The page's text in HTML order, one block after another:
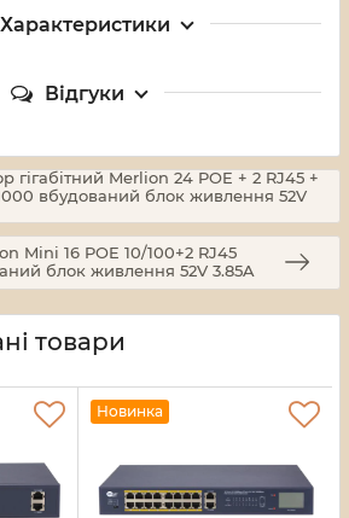
Характеристики
Відгуки
гігабітний Merlion 24 POE + 2 RJ45 +
вбудований блок живлення 52V
Mini 16 POE 10/100+2 RJ45
блок живлення 52V 3.85A
товари
Новинка